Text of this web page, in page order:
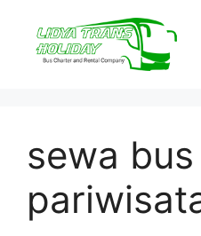
content
sewa bus